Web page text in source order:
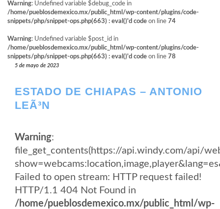
Warning: Undefined variable $debug_code in
/home/pueblosdemexico.mx/public_html/wp-content/plugins/code-
snippets/php/snippet-ops.php(663) : eval()'d code on line 74
Warning: Undefined variable $post_id in
/home/pueblosdemexico.mx/public_html/wp-content/plugins/code-
snippets/php/snippet-ops.php(663) : eval()'d code on line 78
5 de mayo de 2023
ESTADO DE CHIAPAS – ANTONIO
LEÃ³N
Warning:
file_get_contents(https://api.windy.com/api/
Failed to open stream: HTTP request failed!
HTTP/1.1 404 Not Found in
/home/pueblosdemexico.mx/public_html/wp-